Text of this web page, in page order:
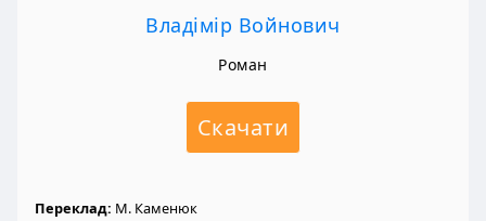
Владімір Войнович
Роман
Скачати
Переклад: М. Каменюк